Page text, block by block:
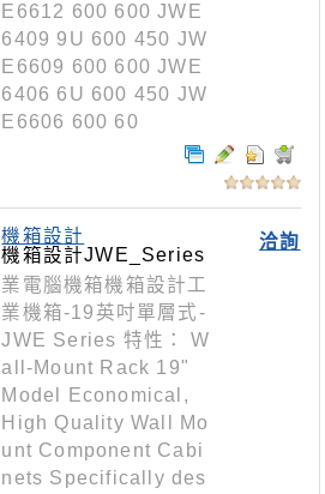
E6612 600 600 JWE
6409 9U 600 450 JW
E6609 600 600 JWE
6406 6U 600 450 JW
E6606 600 60
洽詢
機箱設計
機箱設計JWE_Series
業電腦機箱機箱設計工
業機箱-19英吋單層式-
JWE Series 特性： W
all-Mount Rack 19"
Model Economical,
High Quality Wall Mo
unt Component Cabi
nets Specifically des